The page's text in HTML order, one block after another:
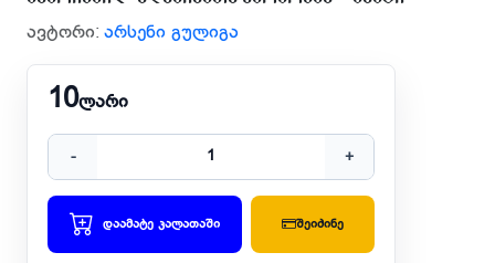
ავტორი: არსენი გულიგა
10ლარი
- +
დაამატე კალათაში შეიძინე